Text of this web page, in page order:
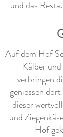
und das
Auf dem Hof
Kälber
verbringen
geniessen
dieser
und
Hof